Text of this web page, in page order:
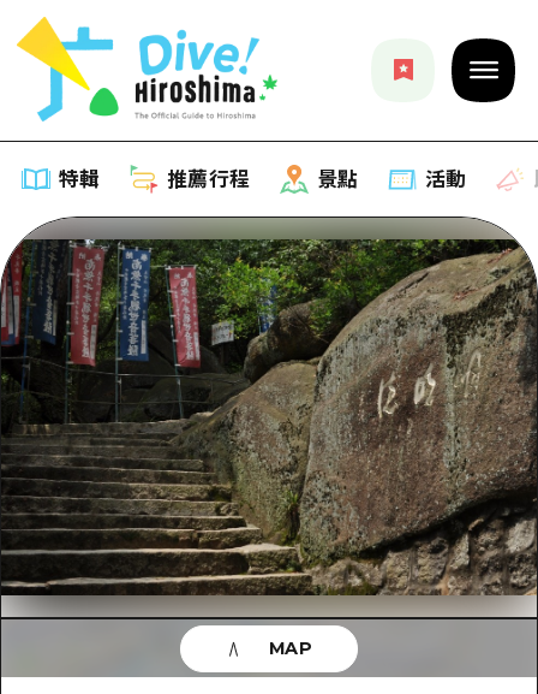
特輯 推薦行程 景點 活動
特輯
列表
推薦
藝術
活動·廟會
美食·酒水
騎自行車
購物
運動
推薦行程
列表
Dive! Hiroshima 官方向導
廣島隨意旅行
廣島市內
安芸
答對了
景點
列表
廣島市內
安芸
答對了
美北
活動
即時訊息
有用的信息
列表
MAP